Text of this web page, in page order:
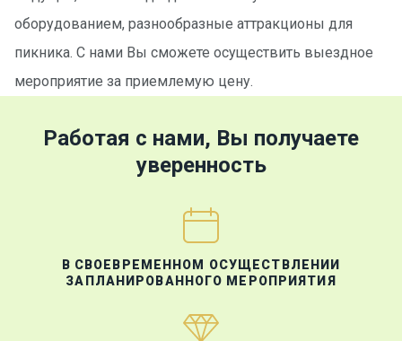
оборудованием, разнообразные аттракционы для
пикника. С нами Вы сможете осуществить выездное
мероприятие за приемлемую цену.
Работая с нами, Вы получаете
уверенность
В СВОЕВРЕМЕННОМ ОСУЩЕСТВЛЕНИИ
ЗАПЛАНИРОВАННОГО МЕРОПРИЯТИЯ